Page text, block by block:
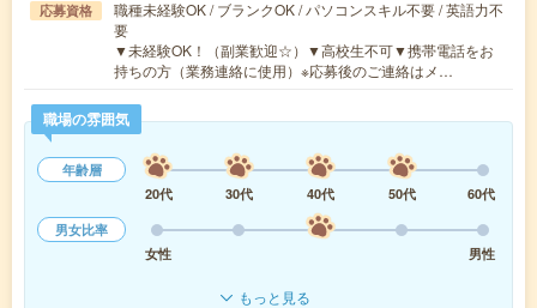
応募資格
職種未経験OK / ブランクOK / パソコンスキル不要 / 英語力不
要
▼未経験OK！（副業歓迎☆）▼高校生不可▼携帯電話をお
持ちの方（業務連絡に使用）※応募後のご連絡はメ…
職場の雰囲気
年齢層
20代
30代 40代 50代
60代
男女比率
女性
男性
もっと見る